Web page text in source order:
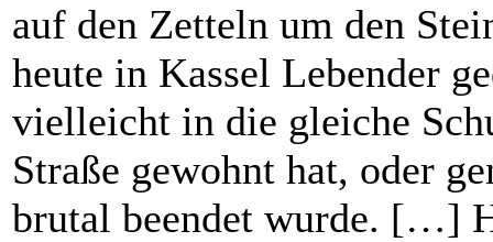
auf den Zetteln um den
heute in Kassel Lebender
vielleicht in die gleiche
Straße gewohnt hat, oder
brutal beendet wurde. […]